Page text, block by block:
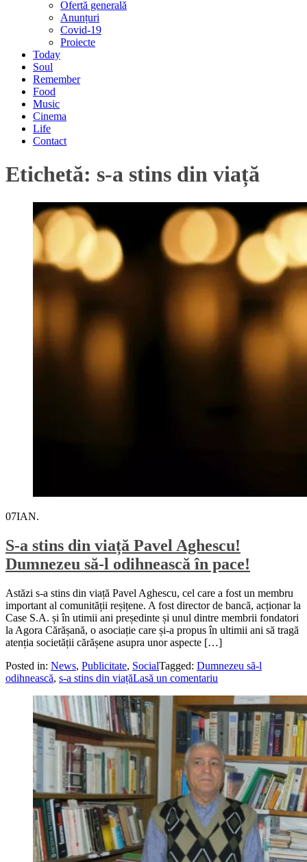
Ofertă generală
Anunțuri
Covid-19
Proiecte
Today
Soul
Remember
Food
Music
Cinema
Life
Contact
Etichetă: s-a stins din viață
07IAN.
S-a stins din viață Pavel Aghescu!
Dumnezeu să-l odihnească în pace!
Astăzi s-a stins din viață Pavel Aghescu, cel care a fost un membru
important al comunității reșițene. A fost director de bancă, acționar la
Case S.A. și în utimii ani președinte și unul dintre membrii fondatori
la Agora Cărășană, o asociație care și-a propus în ultimii ani să tragă
atenția societății cărășene asupra unor aspecte […]
Posted in: News, Publicitate, SocialTagged: Dumnezeu să-l
odihnească, s-a stins din viațăLasă un comentariu